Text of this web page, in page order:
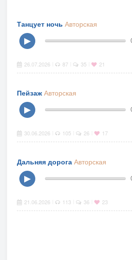
Танцует ночь Авторская
▶
26.07.2026 87 35 21
Пейзаж Авторская
▶
30.06.2026 105 26 17
Дальняя дорога Авторская
▶
21.06.2026 113 36 23